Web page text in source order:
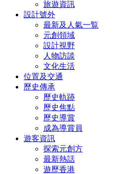
旅遊資訊
設計號外
最新及人氣一覧
元創領域
設計視野
人物訪談
文化生活
位置及交通
歷史傳承
歷史軌跡
歷史焦點
歷史導賞
成為導賞員
遊客資訊
探索元創方
最新熱話
遊歷香港